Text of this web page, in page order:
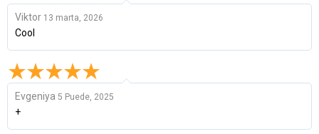
Viktor 13 marta, 2026
Cool
Evgeniya 5 Puede, 2025
+